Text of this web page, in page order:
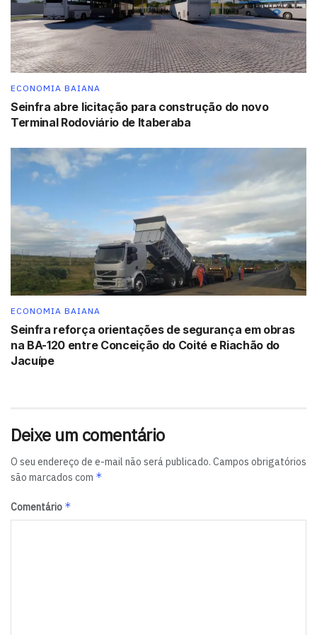
população baiana”.
Recém-contratado como diretor de Emissivo da
Operadora Itaparica Tour, Marcos Almeida associa a nova
oportunidade ao bom momento que vive o turismo da
Bahia. “O trabalho que o governo vem desenvolvendo só
agrega, com os novos mercados que estão sendo abertos
estão mais aparelhados, para que a gente ofereça um
serviço de excelência ao visitante”.
Tags: Bahia turismo
ECONOMIA BAIANA
Seinfra abre licitação para construção do novo
Terminal Rodoviário de Itaberaba
ECONOMIA BAIANA
Seinfra reforça orientações de segurança em obras
na BA-120 entre Conceição do Coité e Riachão do
Jacuípe
Deixe um comentário
O seu endereço de e-mail não será publicado. Campos obrigatórios
são marcados com *
Comentário *